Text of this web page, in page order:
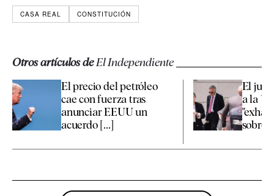
CASA REAL CONSTITUCIÓN
Otros artículos deEl Independiente
El precio del petróleo
cae con fuerza tras
anunciar EEUU un
acuerdo [...]
El
a la
sobre